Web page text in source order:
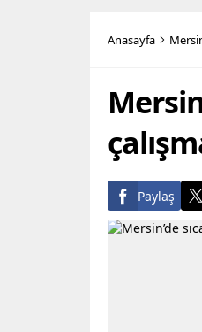
Anasayfa
Paylaş